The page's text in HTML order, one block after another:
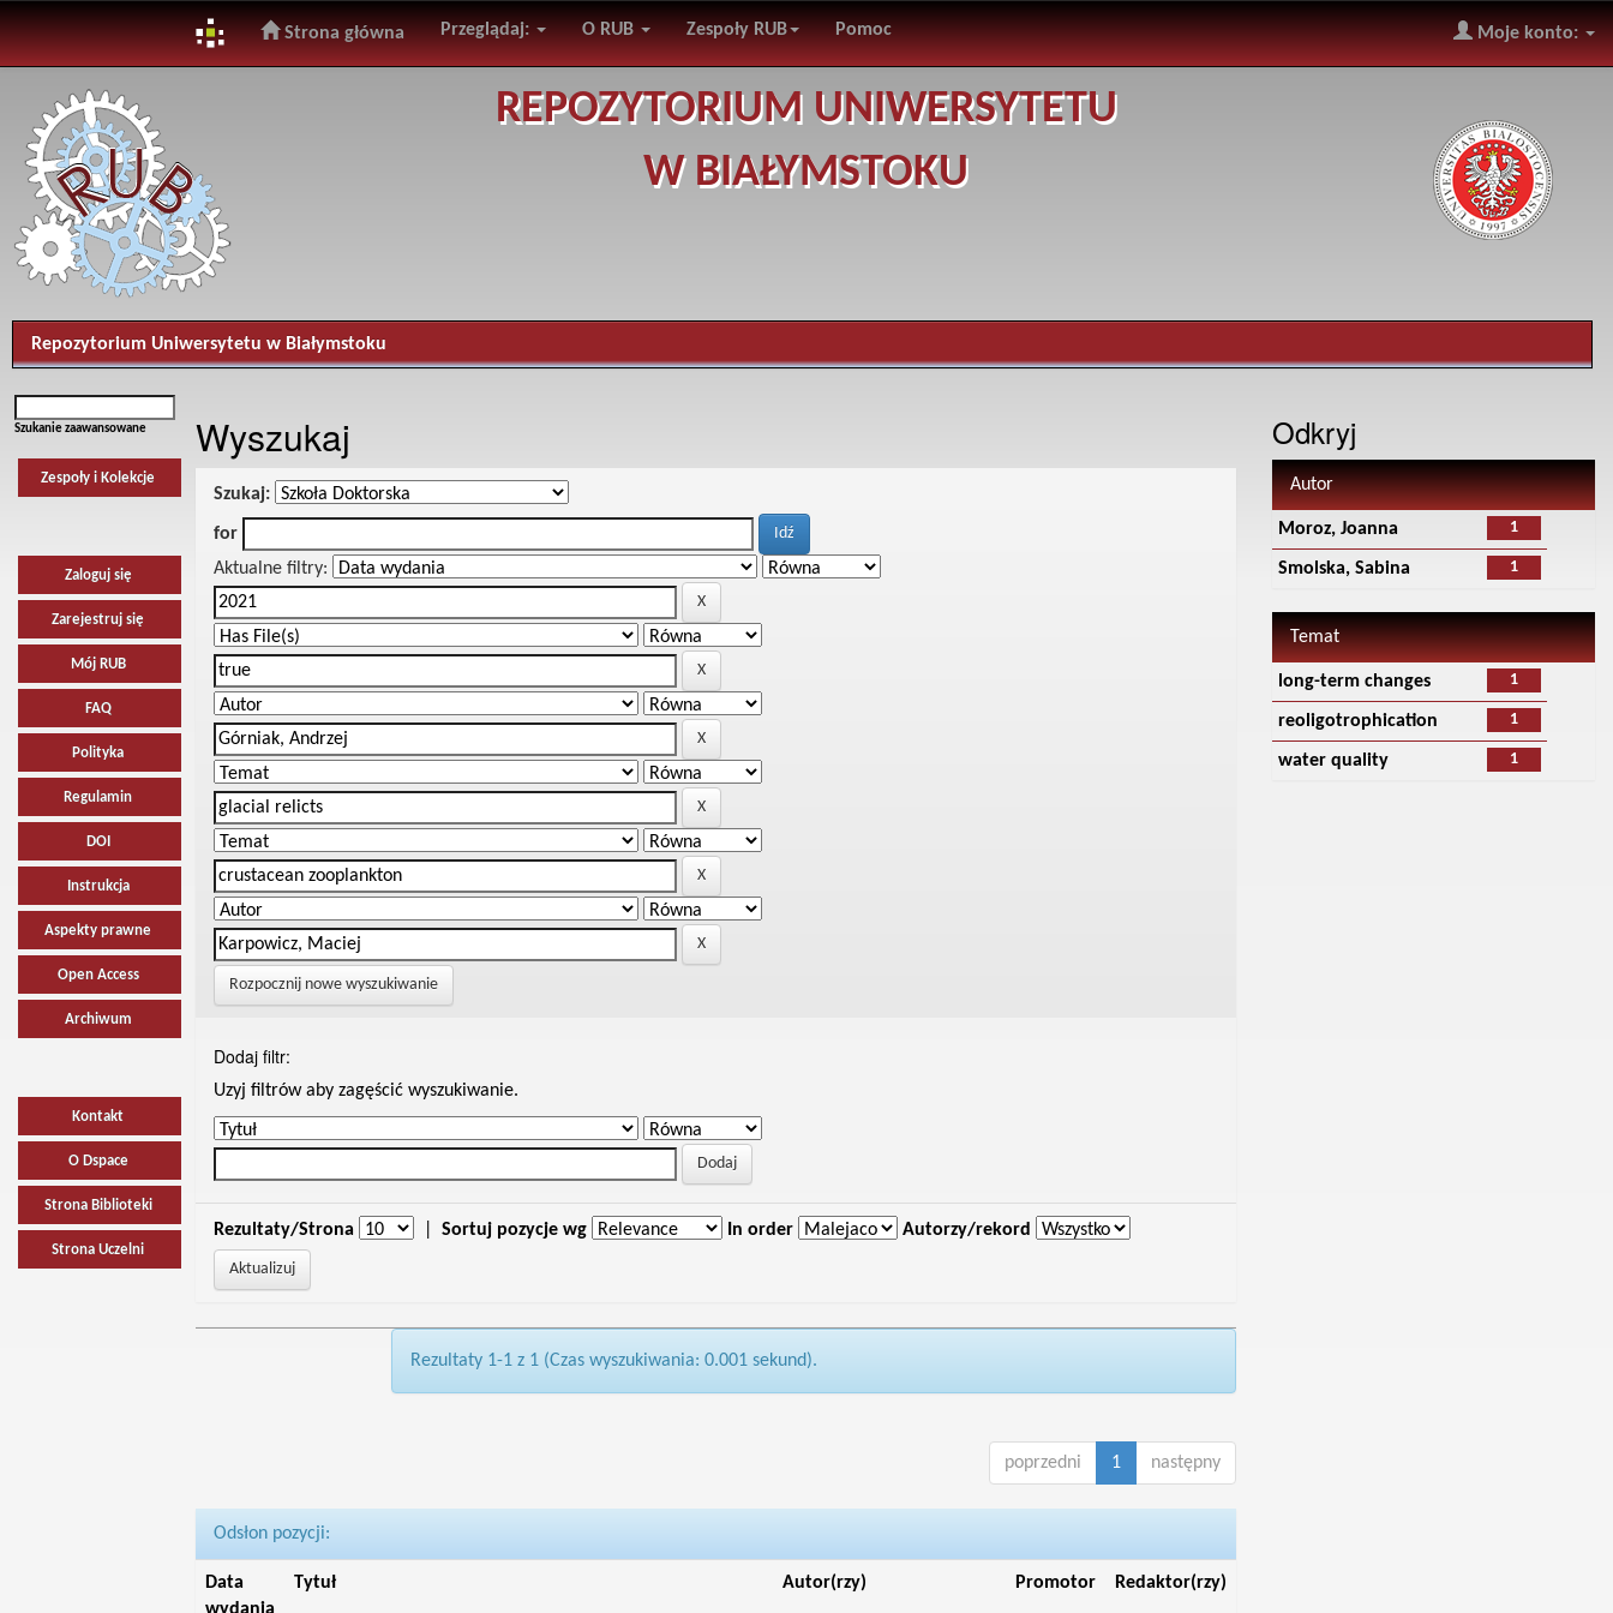
navigation
Strona główna Przeglądaj: O RUB Zespoły RUB Pomoc Moje konto:
REPOZYTORIUM UNIWERSYTETU
W BIAŁYMSTOKU
Repozytorium Uniwersytetu w Białymstoku
Szukanie zaawansowane
Zespoły i Kolekcje
Zaloguj się
Zarejestruj się
Mój RUB
FAQ
Polityka
Regulamin
DOI
Instrukcja
Aspekty prawne
Open Access
Archiwum
Kontakt
O Dspace
Strona Biblioteki
Strona Uczelni
Wyszukaj
Szukaj:
for
Aktualne filtry:
Rozpocznij nowe wyszukiwanie
Dodaj filtr:
Uzyj filtrów aby zagęścić wyszukiwanie.
Rezultaty/Strona Sortuj pozycje wg In order Autorzy/rekord
Rezultaty 1-1 z 1 (Czas wyszukiwania: 0.001 sekund).
poprzedni 1 następny
Odsłon pozycji:
Data
Tytuł Autor(rzy) Promotor Redaktor(rzy)
Odkryj
Autor
1
Moroz, Joanna
1
Smolska, Sabina
Temat
1
long-term changes
1
reoligotrophication
1
water quality